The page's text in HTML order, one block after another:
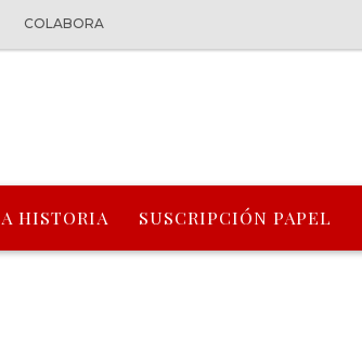
COLABORA
HISTORIA SUSCRIPCIÓN PAPEL